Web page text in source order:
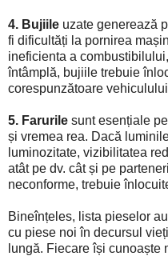
4. Bujiile uzate generează
fi dificultăți la pornirea
ineficienta a
întâmplă, bujiile trebuie
corespunzătoare
5. Farurile sunt esențiale
și vremea rea. Dacă
luminozitate, vizibilitatea
atât pe dv. cât și pe
neconforme, trebuie
Bineînțeles, lista pieselor
cu piese noi în decursul
lungă. Fiecare își cunoaște